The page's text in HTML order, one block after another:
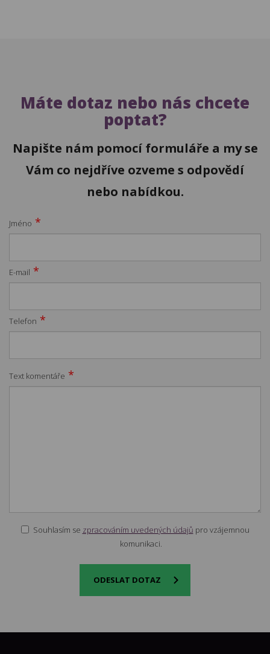
Máte dotaz nebo nás chcete
poptat?
Napište nám pomocí formuláře a my se
Vám co nejdříve ozveme s odpovědí
nebo nabídkou.
Jméno *
E-mail *
Telefon *
Text komentáře *
Souhlasím se zpracováním uvedených údajů pro vzájemnou
komunikaci.
ODESLAT DOTAZ